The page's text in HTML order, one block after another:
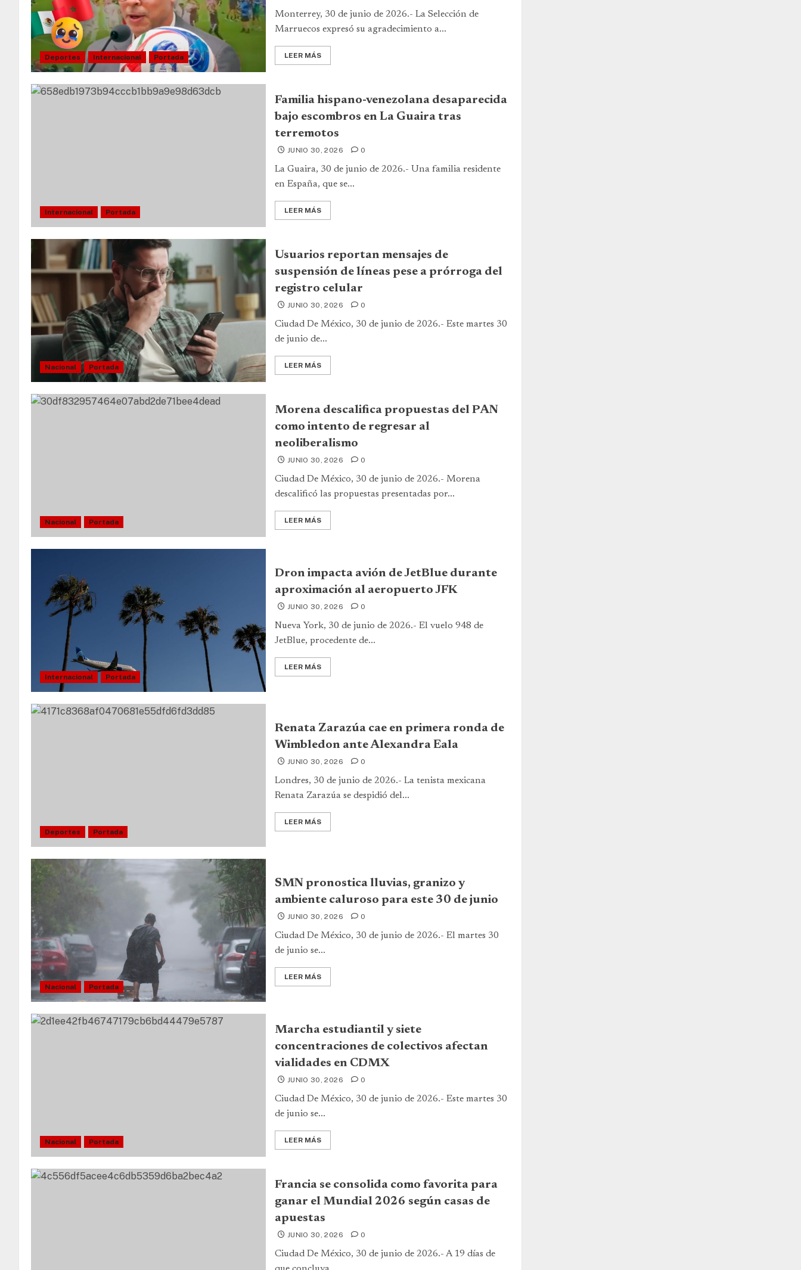
Deportes Internacional Portada
Monterrey, 30 de junio de 2026.- La Selección de
Marruecos expresó su agradecimiento a...
LEER MÁS
Internacional Portada
Familia hispano-venezolana desaparecida
bajo escombros en La Guaira tras
terremotos
JUNIO 30, 2026 0
La Guaira, 30 de junio de 2026.- Una familia residente
en España, que se...
LEER MÁS
Nacional Portada
Usuarios reportan mensajes de
suspensión de líneas pese a prórroga del
registro celular
JUNIO 30, 2026 0
Ciudad De México, 30 de junio de 2026.- Este martes 30
de junio de...
LEER MÁS
Nacional Portada
Morena descalifica propuestas del PAN
como intento de regresar al
neoliberalismo
JUNIO 30, 2026 0
Ciudad De México, 30 de junio de 2026.- Morena
descalificó las propuestas presentadas por...
LEER MÁS
Internacional Portada
Dron impacta avión de JetBlue durante
aproximación al aeropuerto JFK
JUNIO 30, 2026 0
Nueva York, 30 de junio de 2026.- El vuelo 948 de
JetBlue, procedente de...
LEER MÁS
Deportes Portada
Renata Zarazúa cae en primera ronda de
Wimbledon ante Alexandra Eala
JUNIO 30, 2026 0
Londres, 30 de junio de 2026.- La tenista mexicana
Renata Zarazúa se despidió del...
LEER MÁS
Nacional Portada
SMN pronostica lluvias, granizo y
ambiente caluroso para este 30 de junio
JUNIO 30, 2026 0
Ciudad De México, 30 de junio de 2026.- El martes 30
de junio se...
LEER MÁS
Nacional Portada
Marcha estudiantil y siete
concentraciones de colectivos afectan
vialidades en CDMX
JUNIO 30, 2026 0
Ciudad De México, 30 de junio de 2026.- Este martes 30
de junio se...
LEER MÁS
Francia se consolida como favorita para
ganar el Mundial 2026 según casas de
apuestas
JUNIO 30, 2026 0
Ciudad De México, 30 de junio de 2026.- A 19 días de